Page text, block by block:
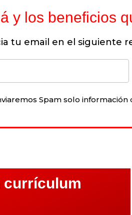
y los beneficios
tu email en el siguiente
Spam solo información
currículum